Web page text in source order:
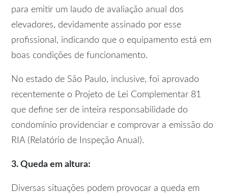
para emitir um laudo de avaliação anual dos
elevadores, devidamente assinado por esse
profissional, indicando que o equipamento está em
boas condições de funcionamento.
No estado de São Paulo, inclusive, foi aprovado
recentemente o Projeto de Lei Complementar 81
que define ser de inteira responsabilidade do
condomínio providenciar e comprovar a emissão do
RIA (Relatório de Inspeção Anual).
3. Queda em altura:
Diversas situações podem provocar a queda em